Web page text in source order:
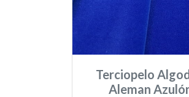
Terciopelo
Aleman